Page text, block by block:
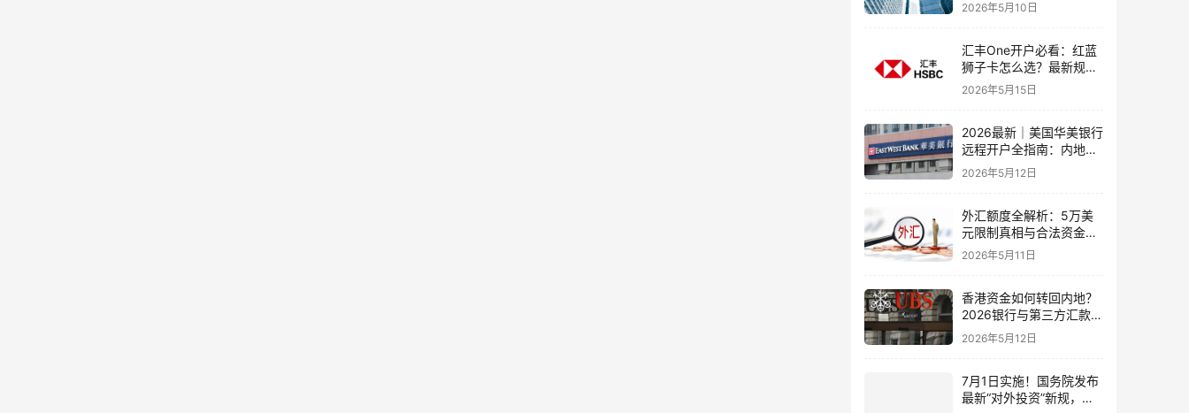
比与避坑指南
2026年5月10日
汇丰One开户必看：红蓝
狮子卡怎么选？最新规则
+补办攻略+5个避坑指南
2026年5月15日
2026最新｜美国华美银行
远程开户全指南：内地居
民足不出户办理美股与跨
境账户实操解析
2026年5月12日
外汇额度全解析：5万美
元限制真相与合法资金出
境通道
2026年5月11日
香港资金如何转回内地？
2026银行与第三方汇款全
攻略
2026年5月12日
7月1日实施！国务院发布
最新“对外投资”新规，炒